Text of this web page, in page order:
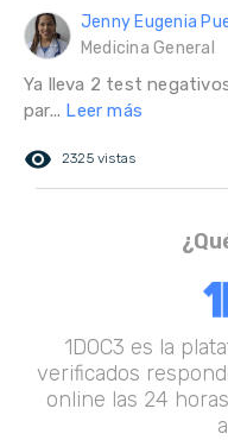
Jenny Eugenia
Medicina General
Ya lleva 2 test
par... Leer más
remove_red_eye 2325 vistas
1DOC3 es la
verificados
online las 24